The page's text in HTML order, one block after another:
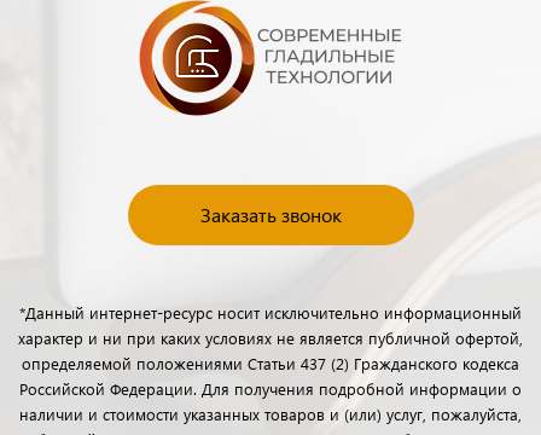
Заказать звонок
*Данный интернет-ресурс носит исключительно информационный
характер и ни при каких условиях не является публичной офертой,
определяемой положениями Статьи 437 (2) Гражданского кодекса
Российской Федерации. Для получения подробной информации о
наличии и стоимости указанных товаров и (или) услуг, пожалуйста,